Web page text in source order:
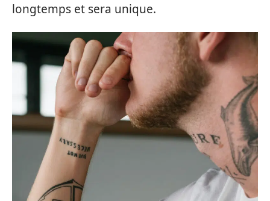
longtemps et sera unique.